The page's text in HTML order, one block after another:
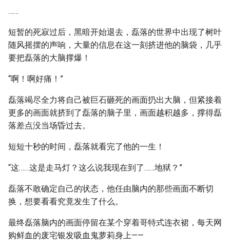
……
短暂的死寂过后，黑暗开始退去，磊落的世界中出现了树叶
随风摇摆的声响，大量的信息在这一刻挤进他的脑袋，几乎
要把磊落的大脑撑爆！
“啊！啊好痛！”
磊落竭尽全力将自己被巨石砸死的画面扔出大脑，但紧接着
更多的画面就挤到了磊落的脑子里，画面越积越多，撑得磊
落差点没当场昏过去。
短短十秒的时间，磊落就看完了他的一生！
“这……这是走马灯？这么说我现在到了……地狱？”
磊落不敢确定自己的状态，他任由脑内的那些画面不断切
换，想要看看究竟发生了什么。
最终磊落脑内的画面停留在某个穿着哥特式连衣裙，每天网
购鲜血的废宅银发吸血鬼萝莉身上——